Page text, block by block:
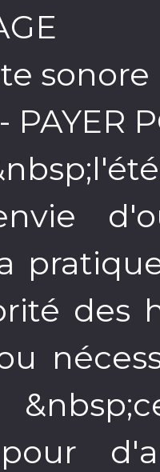
sonore
PAYER
des